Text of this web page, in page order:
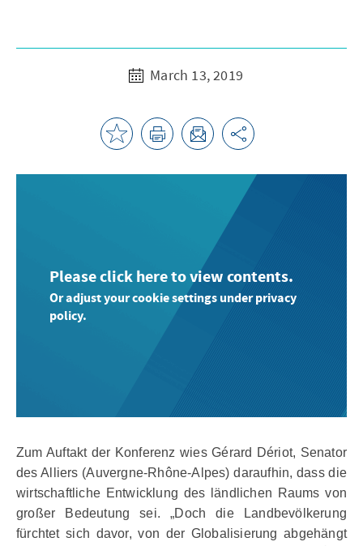
March 13, 2019
Please click here to view contents.
Or adjust your cookie settings under privacy
policy.
Zum Auftakt der Konferenz wies Gérard Dériot, Senator
des Alliers (Auvergne-Rhône-Alpes) daraufhin, dass die
wirtschaftliche Entwicklung des ländlichen Raums von
großer Bedeutung sei. „Doch die Landbevölkerung
fürchtet sich davor, von der Globalisierung abgehängt